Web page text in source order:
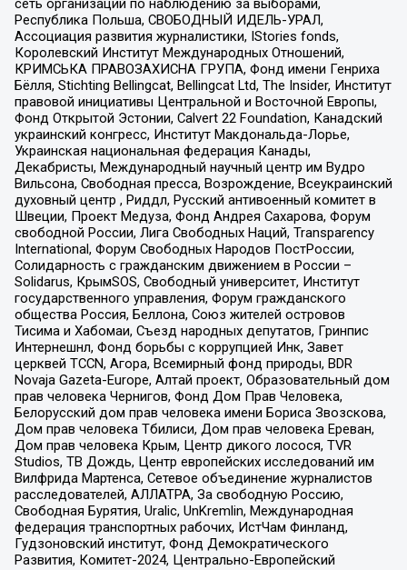
сеть организаций по наблюдению за выборами,
Республика Польша, СВОБОДНЫЙ ИДЕЛЬ-УРАЛ,
Ассоциация развития журналистики, IStories fonds,
Королевский Институт Международных Отношений,
КРИМСЬКА ПРАВОЗАХИСНА ГРУПА, Фонд имени Генриха
Бёлля, Stichting Bellingcat, Bellingcat Ltd, The Insider, Институт
правовой инициативы Центральной и Восточной Европы,
Фонд Открытой Эстонии, Calvert 22 Foundation, Канадский
украинский конгресс, Институт Макдональда-Лорье,
Украинская национальная федерация Канады,
Декабристы, Международный научный центр им Вудро
Вильсона, Свободная пресса, Возрождение, Всеукраинский
духовный центр , Риддл, Русский антивоенный комитет в
Швеции, Проект Медуза, Фонд Андрея Сахарова, Форум
свободной России, Лига Свободных Наций, Transparеncy
International, Форум Свободных Народов ПостРоссии,
Солидарность с гражданским движением в России –
Solidarus, КрымSOS, Свободный университет, Институт
государственного управления, Форум гражданского
общества Россия, Беллона, Союз жителей островов
Тисима и Хабомаи, Съезд народных депутатов, Гринпис
Интернешнл, Фонд борьбы с коррупцией Инк, Завет
церквей TCCN, Агора, Всемирный фонд природы, BDR
Novaja Gazeta-Europe, Алтай проект, Образовательный дом
прав человека Чернигов, Фонд Дом Прав Человека,
Белорусский дом прав человека имени Бориса Звозскова,
Дом прав человека Тбилиси, Дом прав человека Ереван,
Дом прав человека Крым, Центр дикого лосося, TVR
Studios, ТВ Дождь, Центр европейских исследований им
Вилфрида Мартенса, Сетевое объединение журналистов
расследователей, АЛЛАТРА, За свободную Россию,
Свободная Бурятия, Uralic, UnKremlin, Международная
федерация транспортных рабочих, ИстЧам Финланд,
Гудзоновский институт, Фонд Демократического
Развития, Комитет-2024, Центрально-Европейский